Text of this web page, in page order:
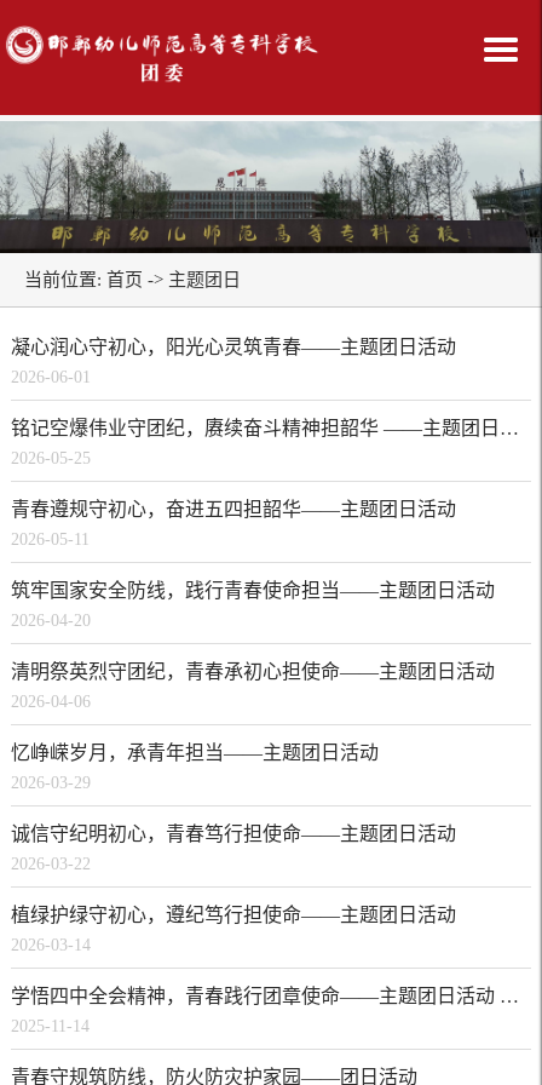
当前位置: 首页 -> 主题团日
凝心润心守初心，阳光心灵筑青春——主题团日活动
2026-06-01
铭记空爆伟业守团纪，赓续奋斗精神担韶华 ——主题团日活动
2026-05-25
青春遵规守初心，奋进五四担韶华——主题团日活动
2026-05-11
筑牢国家安全防线，践行青春使命担当——主题团日活动
2026-04-20
清明祭英烈守团纪，青春承初心担使命——主题团日活动
2026-04-06
忆峥嵘岁月，承青年担当——主题团日活动
2026-03-29
诚信守纪明初心，青春笃行担使命——主题团日活动
2026-03-22
植绿护绿守初心，遵纪笃行担使命——主题团日活动
2026-03-14
学悟四中全会精神，青春践行团章使命——主题团日活动 青春邯幼 2025年11月14日 19:46
2025-11-14
青春守规筑防线，防火防灾护家园——团日活动